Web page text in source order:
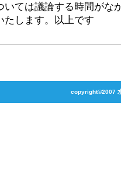
ては議論する時間がな
たします。以上です
copyright©2007